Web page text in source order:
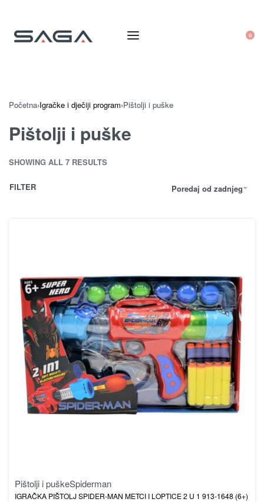
0
Početna›Igračke i dječiji program›Pištolji i puške
Pištolji i puške
SHOWING ALL 7 RESULTS
Poredaj od zadnjeg
FILTER
Pištolji i puškeSpiderman
IGRAČKA PIŠTOLJ SPIDER-MAN METCI I LOPTICE 2 U 1 913-1648 (6+)